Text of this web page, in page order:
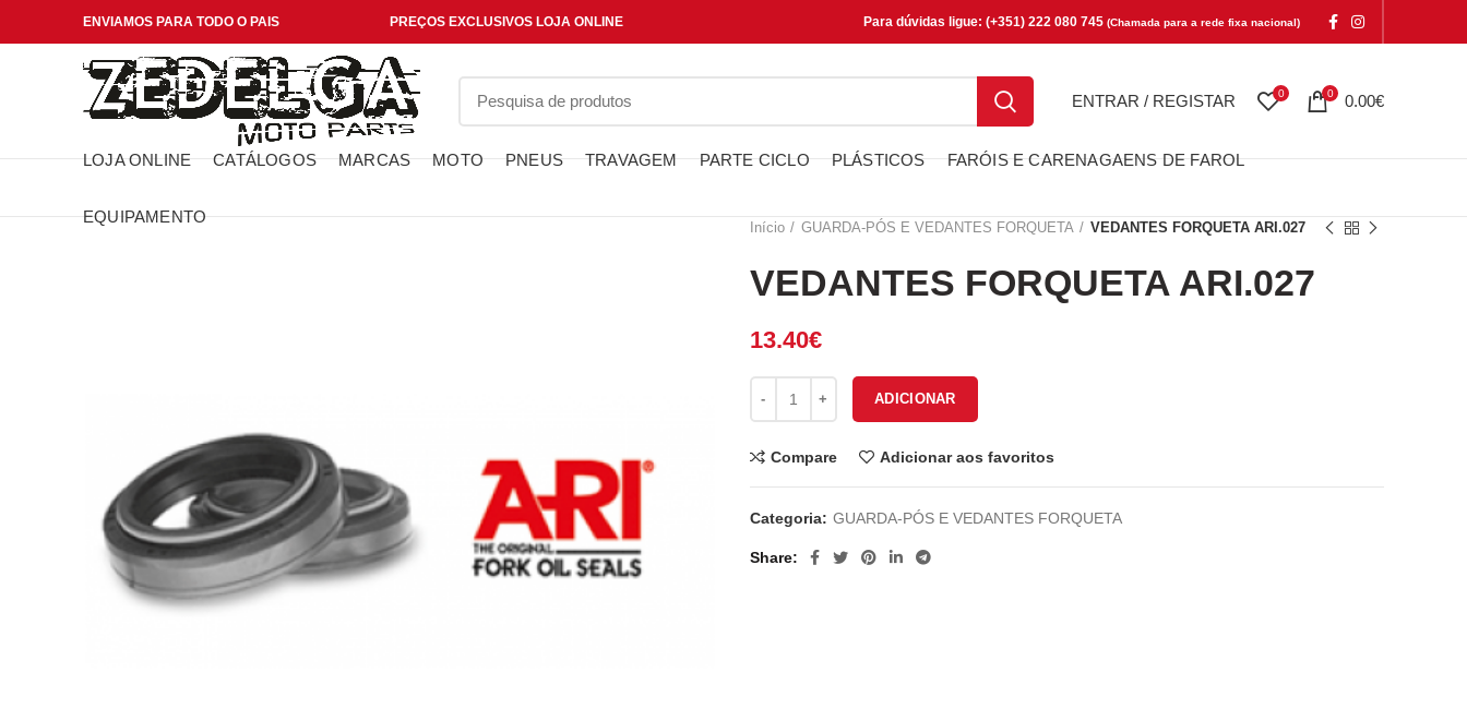
ENVIAMOS PARA TODO O PAIS PREÇOS EXCLUSIVOS LOJA ONLINE Para dúvidas ligue: (+351) 222 080 745 (Chamada para a rede fixa nacional)
ENTRAR / REGISTAR 0 0 0.00€
LOJA ONLINE CATÁLOGOS MARCAS MOTO PNEUS TRAVAGEM PARTE CICLO PLÁSTICOS FARÓIS E CARENAGAENS DE FAROL
EQUIPAMENTO
Início GUARDA-PÓS E VEDANTES FORQUETA VEDANTES FORQUETA ARI.027
VEDANTES FORQUETA ARI.027
13.40€
ADICIONAR
Compare Adicionar aos favoritos
Categoria: GUARDA-PÓS E VEDANTES FORQUETA
Share